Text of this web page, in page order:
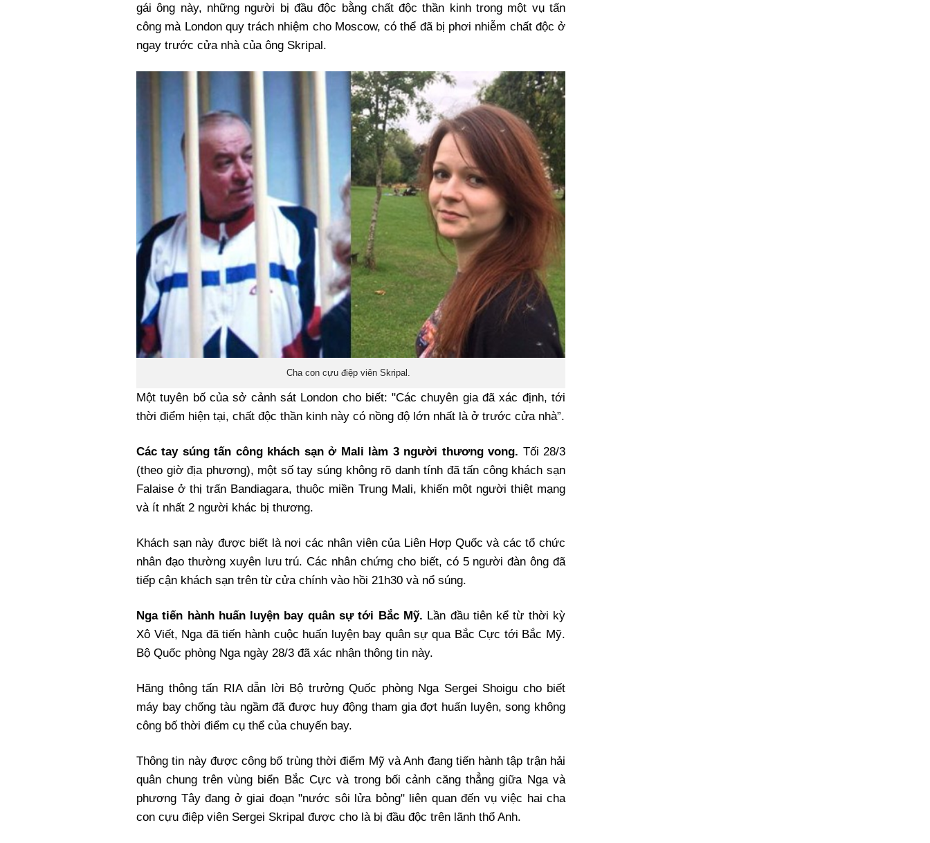
gái ông này, những người bị đầu độc bằng chất độc thần kinh trong một vụ tấn
công mà London quy trách nhiệm cho Moscow, có thể đã bị phơi nhiễm chất độc ở
ngay trước cửa nhà của ông Skripal.
Cha con cựu điệp viên Skripal.
Một tuyên bố của sở cảnh sát London cho biết: "Các chuyên gia đã xác định, tới
thời điểm hiện tại, chất độc thần kinh này có nồng độ lớn nhất là ở trước cửa nhà”.
Các tay súng tấn công khách sạn ở Mali làm 3 người thương vong. Tối 28/3
(theo giờ địa phương), một số tay súng không rõ danh tính đã tấn công khách sạn
Falaise ở thị trấn Bandiagara, thuộc miền Trung Mali, khiến một người thiệt mạng
và ít nhất 2 người khác bị thương.
Khách sạn này được biết là nơi các nhân viên của Liên Hợp Quốc và các tổ chức
nhân đạo thường xuyên lưu trú. Các nhân chứng cho biết, có 5 người đàn ông đã
tiếp cận khách sạn trên từ cửa chính vào hồi 21h30 và nổ súng.
Nga tiến hành huấn luyện bay quân sự tới Bắc Mỹ. Lần đầu tiên kể từ thời kỳ
Xô Viết, Nga đã tiến hành cuộc huấn luyện bay quân sự qua Bắc Cực tới Bắc Mỹ.
Bộ Quốc phòng Nga ngày 28/3 đã xác nhận thông tin này.
Hãng thông tấn RIA dẫn lời Bộ trưởng Quốc phòng Nga Sergei Shoigu cho biết
máy bay chống tàu ngầm đã được huy động tham gia đợt huấn luyện, song không
công bố thời điểm cụ thể của chuyến bay.
Thông tin này được công bố trùng thời điểm Mỹ và Anh đang tiến hành tập trận hải
quân chung trên vùng biển Bắc Cực và trong bối cảnh căng thẳng giữa Nga và
phương Tây đang ở giai đoạn "nước sôi lửa bỏng" liên quan đến vụ việc hai cha
con cựu điệp viên Sergei Skripal được cho là bị đầu độc trên lãnh thổ Anh.